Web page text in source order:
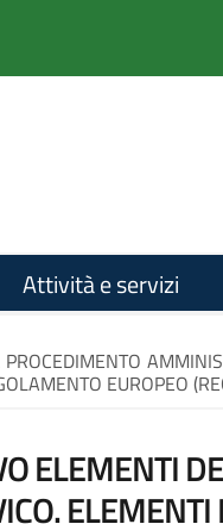
Attività e servizi
EUROPEO
ELEMENTI